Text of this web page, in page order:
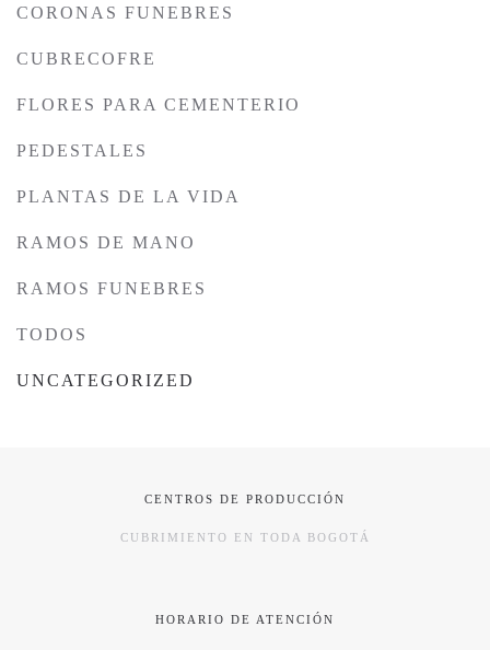
CORONAS FUNEBRES
CUBRECOFRE
FLORES PARA CEMENTERIO
PEDESTALES
PLANTAS DE LA VIDA
RAMOS DE MANO
RAMOS FUNEBRES
TODOS
UNCATEGORIZED
CENTROS DE PRODUCCIÓN
CUBRIMIENTO EN TODA BOGOTÁ
HORARIO DE ATENCIÓN